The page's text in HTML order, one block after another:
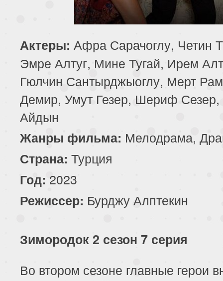
Актеры: Афра Сарачоглу, Четин
Эмре Алтуг, Мине Тугай, Ирем
Гюлчин Сантырджыоглу, Мерт
Демир, Умут Гезер, Шериф Сезер,
Айдын
Жанры фильма: Мелодрама,
Страна: Турция
Год: 2023
Режиссер: Бурджу Алптекин
Зимородок 2 сезон 7 серия
Во втором сезоне главные герои